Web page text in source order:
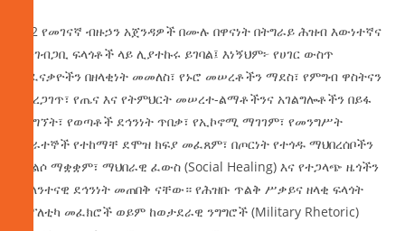
6.2 የመገናኛ ብዙኃን አጀንዳዎች በሙሉ በዋናነት በትግራይ ሕዝብ እውነተኛና
አንገብጋቢ ፍላጎቶች ላይ ሊያተኩሩ ይገባል፤ እነኝህም፦ የሀገር ውስጥ
ተፈናቃዮችን በዘላቂነት መመለስ፣ የኑሮ መሠረቶችን ማደስ፣ የምግብ ዋስትናን
ማረጋገጥ፣ የጤና እና የትምህርት መሠረተ-ልማቶችንና አገልግሎቶችን በይፋ
ማግኘት፣ የወጣቶች ደኅንነት ጥበቃ፣ የኢኮኖሚ ማገገም፣ የመንግሥት
ሠራተኞች የተከማቸ ደሞዝ ክፍያ መፈጸም፣ በጦርነት የተጎዱ ማህበረሰቦችን
መልሶ ማቋቋም፣ ማህበራዊ ፈውስ (Social Healing) እና የተጋላጭ ዜጎችን
ሁለንተናዊ ደኅንነት መጠበቅ ናቸው። የሕዝቡ ጥልቅ ሥቃይና ዘላቂ ፍላጎት
ከፖለቲካ መፈክሮች ወይም ከወታደራዊ ንግግሮች (Military Rhetoric)